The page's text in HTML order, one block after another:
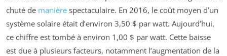
chuté de manière spectaculaire. En 2016, le coût moyen d’un
système solaire était d’environ 3,50 $ par watt. Aujourd’hui,
ce chiffre est tombé à environ 1,00 $ par watt. Cette baisse
est due à plusieurs facteurs, notamment l’augmentation de la